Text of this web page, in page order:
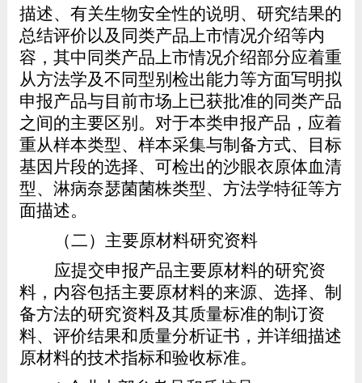
描述、有关生物安全性的说明、研究结果的
总结评价以及同类产品上市情况介绍等内
容，其中同类产品上市情况介绍部分应着重
从方法学及不同型别检出能力等方面写明拟
申报产品与目前市场上已获批准的同类产品
之间的主要区别。对于本类申报产品，应着
重从样本类型、样本采集与制备方式、目标
基因片段的选择、可检出的沙眼衣原体血清
型、淋病奈瑟菌菌株类型、方法学特征等方
面描述。
（二）主要原材料研究资料
应提交申报产品主要原材料的研究资
料，内容包括主要原材料的来源、选择、制
备方法的研究资料及其质量标准的制订资
料、评价结果和质量分析证书，并详细描述
原材料的技术指标和验收标准。